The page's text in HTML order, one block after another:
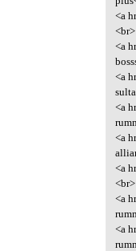
<a
<br>
<a
<a
<a
<a
<a
<br>
<a
<a